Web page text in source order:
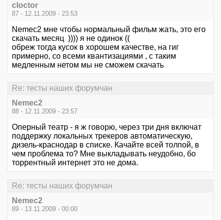
cloctor
87 - 12.11.2009 - 23:53
Nemec2 мне чтобы нормальный фильм жать, это его
скачать месяц )))) я не одинок ((
обреж тогда кусок в хорошем качестве, на гиг
примерно, со всеми квантизациями , с таким
медленным нетом мы не сможем скачать
Re: тесты наших форумчан
Nemec2
88 - 12.11.2009 - 23:57
Оперный театр - я ж говорю, через три дня включат
поддержку локальных трекеров автоматическую,
дизель-краснодар в списке. Качайте всей толпой, в
чем проблема то? Мне выкладывать неудобно, бо
торрентный интернет это не дома.
Re: тесты наших форумчан
Nemec2
89 - 13.11.2009 - 00:00